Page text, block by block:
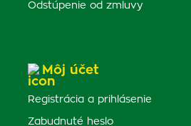
Odstúpenie od zmluvy
Môj účet
Registrácia a prihlásenie
Zabudnuté heslo